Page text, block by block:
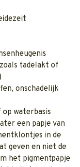
tadelakt of
onschadelijk
waterbasis
een papje van
in de
geven en niet de
het pigmentpapje